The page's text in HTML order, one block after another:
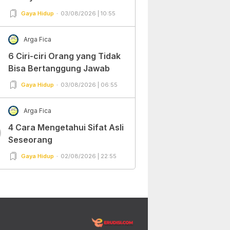
Gaya Hidup 03/08/2026 | 10:55
Arga Fica
6 Ciri-ciri Orang yang Tidak
Bisa Bertanggung Jawab
Gaya Hidup 03/08/2026 | 06:55
Arga Fica
4 Cara Mengetahui Sifat Asli
Seseorang
Gaya Hidup 02/08/2026 | 22:55